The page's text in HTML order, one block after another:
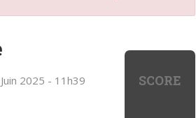
SCORE
2025 - 11h39